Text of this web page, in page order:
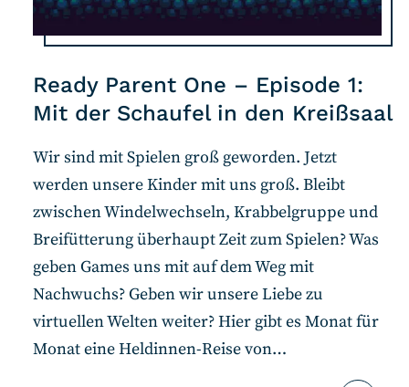
Ready Parent One – Episode 1:
Mit der Schaufel in den Kreißsaal
Wir sind mit Spielen groß geworden. Jetzt
werden unsere Kinder mit uns groß. Bleibt
zwischen Windelwechseln, Krabbelgruppe und
Breifütterung überhaupt Zeit zum Spielen? Was
geben Games uns mit auf dem Weg mit
Nachwuchs? Geben wir unsere Liebe zu
virtuellen Welten weiter? Hier gibt es Monat für
Monat eine Heldinnen-Reise von…